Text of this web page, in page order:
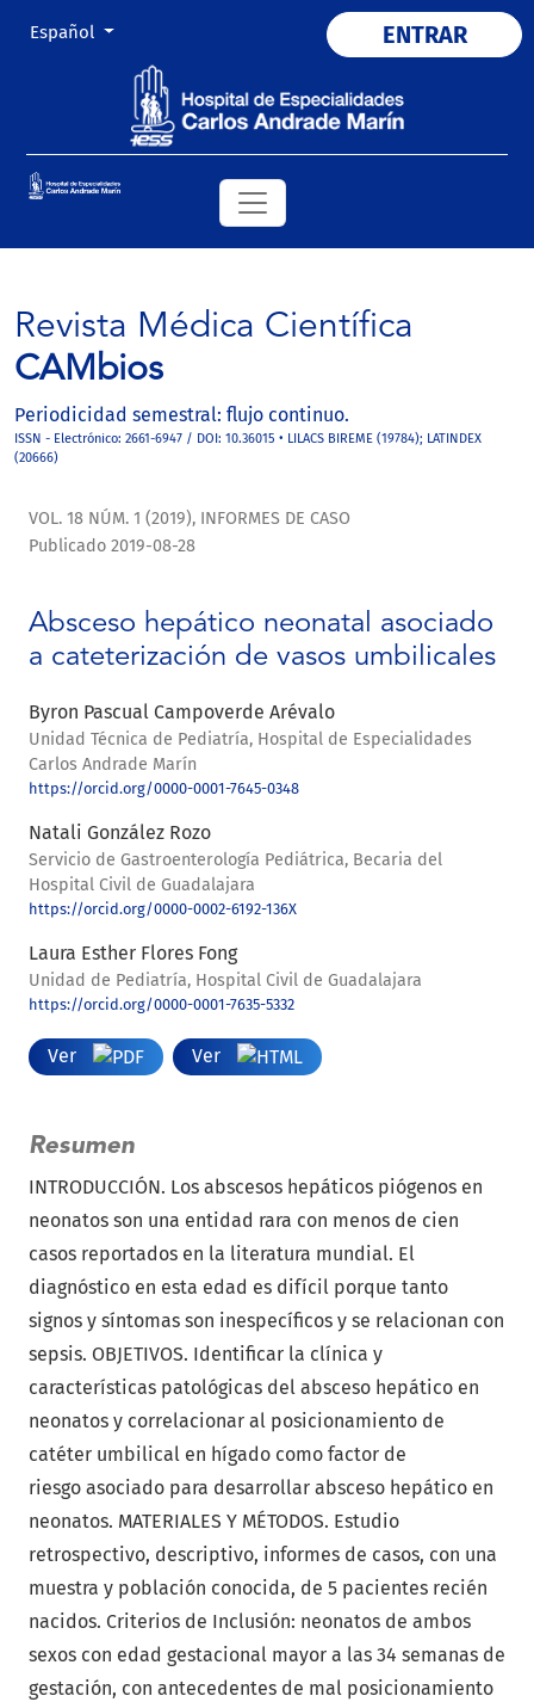
Cambiar el idioma. El actual es:
Español ENTRAR
Revista Médica Científica
CAMbios
Periodicidad semestral: flujo continuo.
ISSN - Electrónico: 2661-6947 / DOI: 10.36015 • LILACS BIREME (19784); LATINDEX
(20666)
VOL. 18 NÚM. 1 (2019), INFORMES DE CASO
Absceso hepático neonatal asociado
a cateterización de vasos umbilicales
Publicado 2019-08-28
Byron Pascual Campoverde Arévalo
Unidad Técnica de Pediatría, Hospital de Especialidades
Carlos Andrade Marín
https://orcid.org/0000-0001-7645-0348
Natali González Rozo
Servicio de Gastroenterología Pediátrica, Becaria del
Hospital Civil de Guadalajara
https://orcid.org/0000-0002-6192-136X
Laura Esther Flores Fong
Unidad de Pediatría, Hospital Civil de Guadalajara
https://orcid.org/0000-0001-7635-5332
Ver Ver
Resumen
INTRODUCCIÓN. Los abscesos hepáticos piógenos en
neonatos son una entidad rara con menos de cien
casos reportados en la literatura mundial. El
diagnóstico en esta edad es difícil porque tanto
signos y síntomas son inespecíficos y se relacionan con
sepsis. OBJETIVOS. Identificar la clínica y
características patológicas del absceso hepático en
neonatos y correlacionar al posicionamiento de
catéter umbilical en hígado como factor de
riesgo asociado para desarrollar absceso hepático en
neonatos. MATERIALES Y MÉTODOS. Estudio
retrospectivo, descriptivo, informes de casos, con una
muestra y población conocida, de 5 pacientes recién
nacidos. Criterios de Inclusión: neonatos de ambos
sexos con edad gestacional mayor a las 34 semanas de
gestación, con antecedentes de mal posicionamiento